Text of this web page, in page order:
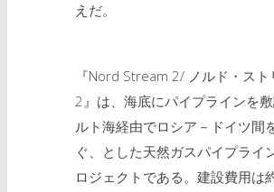
えだ。
『Nord Stream 2/ ノルド・スト
2』は、海底にパイプラインを
ルト海経由でロシア－ドイツ間
ぐ、とした天然ガスパイプライ
ロジェクトである。建設費用は